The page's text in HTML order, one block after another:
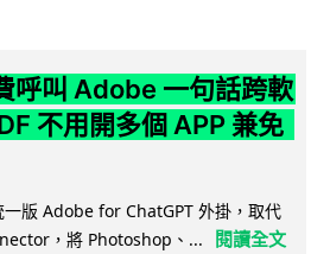
呼叫 Adobe 一句話跨軟
不用開多個 APP 兼免
版 Adobe for ChatGPT 外掛，取代
，將 Photoshop、...
閱讀全文